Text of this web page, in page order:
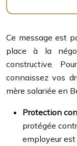
Ce message est
place à la
constructive.
connaissez vos
mère salariée en
Protection
protégée
employeur est